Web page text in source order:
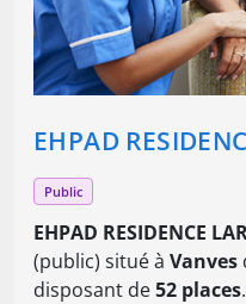
EHPAD
Public
EHPAD RESIDENCE
(public) situé à Vanves
disposant de52 places.